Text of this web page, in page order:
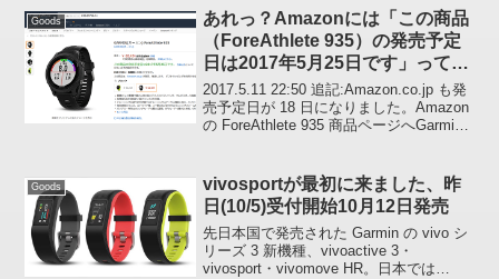
Goods
あれっ？Amazonには「この商品
（ForeAthlete 935）の発売予定
日は2017年5月25日です」って書
かれている【追記あり:5/25から
5/18に変更されました】
2017.5.11 22:50 追記:Amazon.co.jp も発
売予定日が 18 日になりました。Amazon
の ForeAthlete 935 商品ページへGarmin
Goods
vivosportが最初に来ました、昨
日(10/5)受付開始10月12日発売
先日本国で発売された Garmin の vivo シ
リーズ 3 新機種、vivoactive 3・
vivosport・vivomove HR。日本では